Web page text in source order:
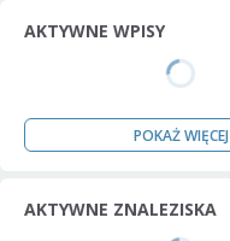
AKTYWNE WPISY
POKAŻ WIĘCEJ
AKTYWNE ZNALEZISKA